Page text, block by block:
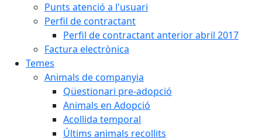
Punts atenció a l'usuari
Perfil de contractant
Perfil de contractant anterior abril 2017
Factura electrònica
Temes
Animals de companyia
Qüestionari pre-adopció
Animals en Adopció
Acollida temporal
Últims animals recollits